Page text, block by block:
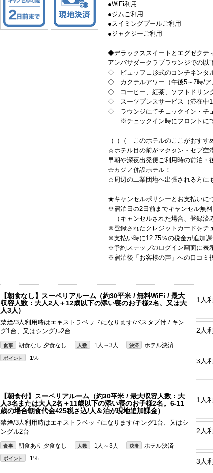
●WiFi利用
●ジムご利用
●スイミングプールご利用
●ジャクジーご利用
◆デラックススイートとエグゼクテ
アンバサダークラブラウンジでの以
◇ ビュッフェ形式のコンチネンタル
◇ カクテルアワー（午後5～7時/ア
◇ コーヒー、紅茶、ソフトドリンク
◇ スーツプレスサービス（滞在中1
◇ ラウンジにてチェックイン・チ
※チェックイン時にフロントにて
（（（ このホテルのここがおすす
☆ホテル目の前がマクタン・セブ空
早朝や深夜出発便ご利用時の前泊・
☆カジノ併設ホテル！
☆周辺の工業団地へ出張される方に
★キャンセルポリシーとお支払いに
※宿泊日の2日前までキャンセル無料
（キャンセルされた場合、登録済
※登録されたクレジットカードをチ
※支払い時に12.75％の税金が追加
※予約ステップのログイン画面に表
※宿泊後「お客様の声」への口コミ
【朝食なし】スーペリアルーム（約30平米 / 無料WiFi / 最大
収容人数：大人2人＋12歳以下の添い寝のお子様2名、又は大
人3人）
禁煙/3人利用時はエキストラベッドになります/バスタブ付 / キン
グ1台、又はシングル2台
食事 朝食なし 夕食なし 人数 1人～3人 決済 ホテル決済
ポイント 1%
1人
2人
3人
【朝食付】スーペリアルーム（約30平米 / 最大収容人数：大
人3名または大人2名＋11歳以下の添い寝のお子様2名。6-11
歳の場合朝食代金425税さ込/人＆泊が現地追加課金）
禁煙/3人利用時はエキストラベッドになります/キング1台、又はシ
ングル2台
食事 朝食あり 夕食なし 人数 1人～3人 決済 ホテル決済
ポイント 1%
1人
2人
3人